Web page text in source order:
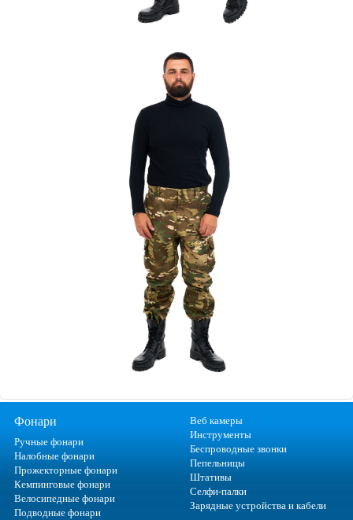
Фонари
Ручные фонари
Налобные фонари
Прожекторные фонари
Кемпинговые фонари
Велосипедные фонари
Подводные фонари
Веб камеры
Инструменты
Беспроводные звонки
Пепельницы
Штативы
Селфи-палки
Зарядные устройства и кабели